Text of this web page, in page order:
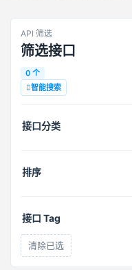
API 筛选
筛选接口
0 个
智能搜索
接口分类
排序
接口 Tag
清除已选